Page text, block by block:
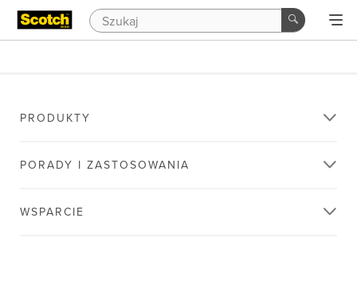
PRODUKTY
PORADY I ZASTOSOWANIA
WSPARCIE